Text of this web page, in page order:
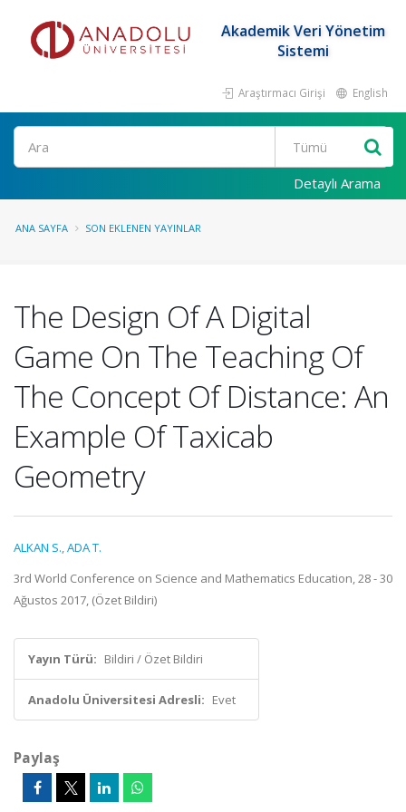
Akademik Veri Yönetim
Sistemi
Araştırmacı Girişi English
Ara
Detaylı Arama
ANA SAYFA SON EKLENEN YAYINLAR
The Design Of A Digital
Game On The Teaching Of
The Concept Of Distance: An
Example Of Taxicab
Geometry
ALKAN S.,ADA T.
3rd World Conference on Science and Mathematics Education, 28 - 30
Ağustos 2017, (Özet Bildiri)
Yayın Türü: Bildiri / Özet Bildiri
Anadolu Üniversitesi Adresli: Evet
Paylaş